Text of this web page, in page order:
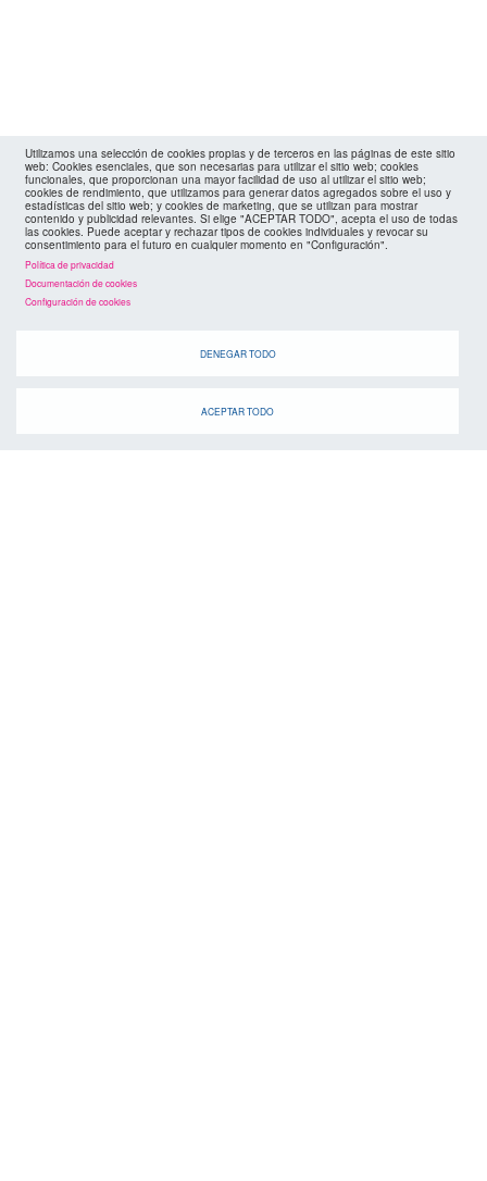
Utilizamos una selección de cookies propias y de terceros en las páginas de este sitio
web: Cookies esenciales, que son necesarias para utilizar el sitio web; cookies
funcionales, que proporcionan una mayor facilidad de uso al utilizar el sitio web;
cookies de rendimiento, que utilizamos para generar datos agregados sobre el uso y
estadísticas del sitio web; y cookies de marketing, que se utilizan para mostrar
contenido y publicidad relevantes. Si elige "ACEPTAR TODO", acepta el uso de todas
las cookies. Puede aceptar y rechazar tipos de cookies individuales y revocar su
consentimiento para el futuro en cualquier momento en "Configuración".
Política de privacidad
Documentación de cookies
Configuración de cookies
DENEGAR TODO
ACEPTAR TODO